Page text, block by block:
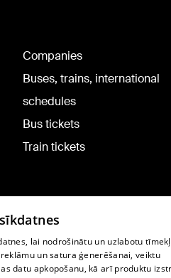
Companies
Buses, trains, international
schedules
Bus tickets
Train tickets
lai nodrošinātu un uzlabotu
un satura ģenerēšanai, veiktu
datu apkopošanu, kā arī produktu